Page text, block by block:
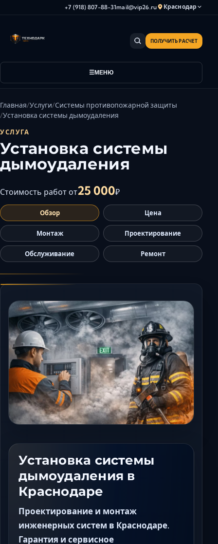
+7 (918) 807-88-31mail@vip26.ru Краснодар
Анапа
Владикавказ
Грозный
Керчь
Кисловодск
Краснодар
Майкоп
Минеральные
Назрань
Нальчик
Новороссийск
Пятигорск
Ростов-на-Дону
Севастополь
Симферополь
Сочи
Ялта
МЕНЮ
ПОЛУЧИТЬ РАСЧЕТ
Главная Услуги Системы противопожарной защиты
Установка системы дымоудаления
УСЛУГА
Установка системы
дымоудаления
Стоимость работ от25 000₽
Обзор Цена
Монтаж Проектирование
Обслуживание Ремонт
Установка системы
дымоудаления в
Краснодаре
Проектирование и монтаж
инженерных систем в Краснодаре.
Гарантия и сервисное